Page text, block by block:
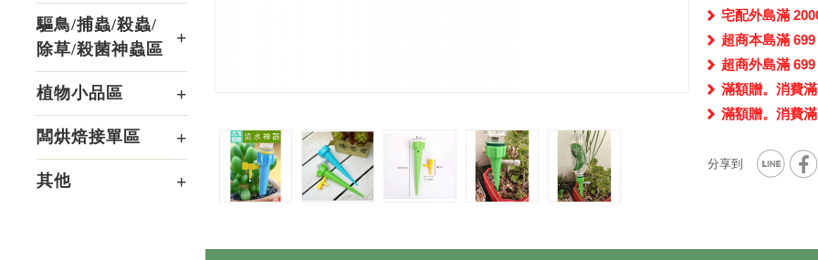
驅鳥/捕蟲/殺蟲/
除草/殺菌神蟲區
植物小品區
闆烘焙接單區
其他
宅配外島滿
超商本島滿
超商外島滿
滿額贈。消費
滿額贈。消費